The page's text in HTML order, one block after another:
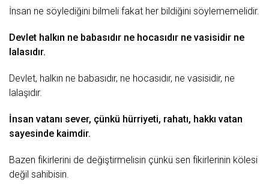
İnsan ne söylediğini bilmeli fakat her bildiğini söylememelidir.
Devlet halkın ne babasıdır ne hocasıdır ne vasisidir ne
lalasıdır.
Devlet, halkın ne babasıdır, ne hocasıdır, ne vasisidir, ne
lalaşıdır.
İnsan vatanı sever, çünkü hürriyeti, rahatı, hakkı vatan
sayesinde kaimdir.
Bazen fikirlerini de değiştirmelisin çünkü sen fikirlerinin kölesi
değil sahibisin.